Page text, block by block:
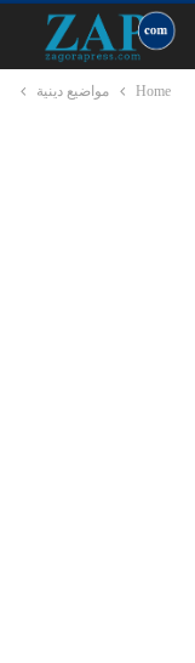
Home مواضيع دينية